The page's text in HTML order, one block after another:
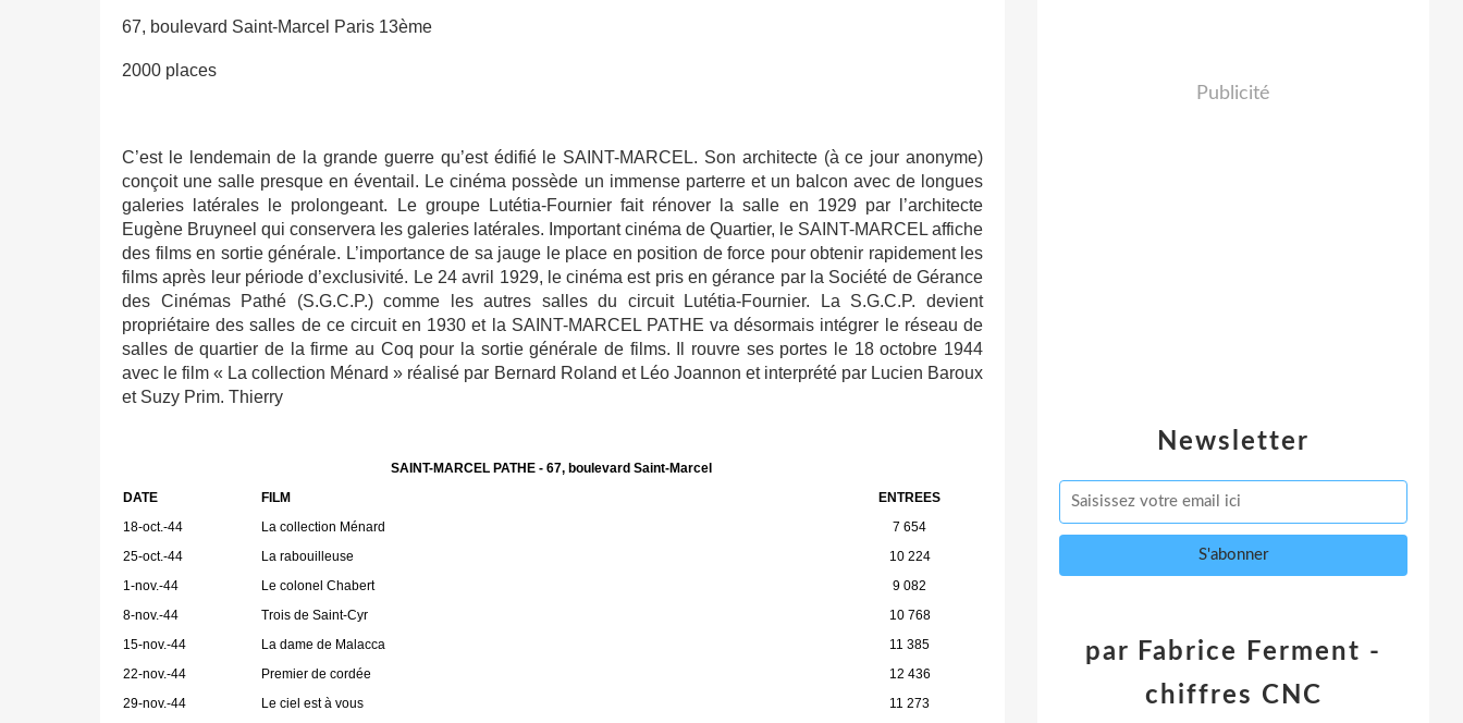
67, boulevard Saint-Marcel Paris 13ème
2000 places
C’est le lendemain de la grande guerre qu’est édifié le SAINT-MARCEL. Son architecte (à ce jour anonyme)
conçoit une salle presque en éventail. Le cinéma possède un immense parterre et un balcon avec de longues
galeries latérales le prolongeant. Le groupe Lutétia-Fournier fait rénover la salle en 1929 par l’architecte
Eugène Bruyneel qui conservera les galeries latérales. Important cinéma de Quartier, le SAINT-MARCEL affiche
des films en sortie générale. L’importance de sa jauge le place en position de force pour obtenir rapidement les
films après leur période d’exclusivité. Le 24 avril 1929, le cinéma est pris en gérance par la Société de Gérance
des Cinémas Pathé (S.G.C.P.) comme les autres salles du circuit Lutétia-Fournier. La S.G.C.P. devient
propriétaire des salles de ce circuit en 1930 et la SAINT-MARCEL PATHE va désormais intégrer le réseau de
salles de quartier de la firme au Coq pour la sortie générale de films. Il rouvre ses portes le 18 octobre 1944
avec le film « La collection Ménard » réalisé par Bernard Roland et Léo Joannon et interprété par Lucien Baroux
et Suzy Prim. Thierry
SAINT-MARCEL PATHE - 67, boulevard Saint-Marcel
DATE
FILM
ENTREES
18-oct.-44
La collection Ménard
7 654
25-oct.-44
La rabouilleuse
10 224
1-nov.-44
Le colonel Chabert
9 082
8-nov.-44
Trois de Saint-Cyr
10 768
15-nov.-44
La dame de Malacca
11 385
22-nov.-44
Premier de cordée
12 436
29-nov.-44
Le ciel est à vous
11 273
Newsletter
Publicité
par Fabrice Ferment -
chiffres CNC